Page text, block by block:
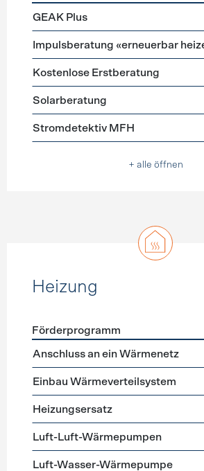
Förderprogramme
GEAK Plus
Impulsberatung «erneuerbar
Kostenlose Erstberatung
Solarberatung
Stromdetektiv MFH
+ alle öffnen
Heizung
Förderprogramme Heizung
Förderprogramm
Anschluss an ein Wärmenetz
Einbau Wärmeverteilsystem
Heizungsersatz
Luft-Luft-Wärmepumpen
Luft-Wasser-Wärmepumpe